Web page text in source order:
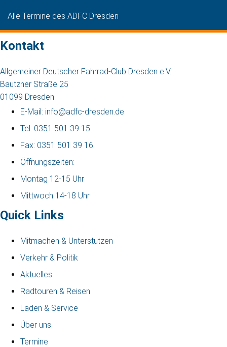
Alle Termine des ADFC Dresden
Kontakt
Allgemeiner Deutscher Fahrrad-Club Dresden e.V.
Bautzner Straße 25
01099 Dresden
E-Mail: info@adfc-dresden.de
Tel: 0351 501 39 15
Fax: 0351 501 39 16
Öffnungszeiten:
Montag 12-15 Uhr
Mittwoch 14-18 Uhr
Quick Links
Mitmachen & Unterstützen
Verkehr & Politik
Aktuelles
Radtouren & Reisen
Laden & Service
Über uns
Termine